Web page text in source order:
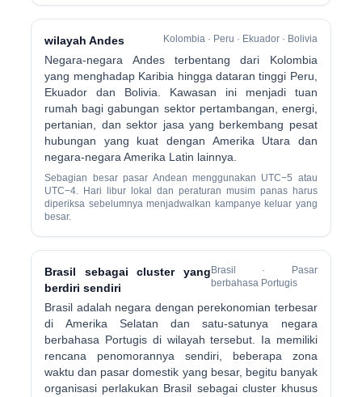
wilayah Andes Kolombia · Peru · Ekuador · Bolivia
Negara-negara Andes terbentang dari Kolombia
yang menghadap Karibia hingga dataran tinggi Peru,
Ekuador dan Bolivia. Kawasan ini menjadi tuan
rumah bagi gabungan sektor pertambangan, energi,
pertanian, dan sektor jasa yang berkembang pesat
hubungan yang kuat dengan Amerika Utara dan
negara-negara Amerika Latin lainnya.
Sebagian besar pasar Andean menggunakan UTC−5 atau
UTC−4. Hari libur lokal dan peraturan musim panas harus
diperiksa sebelumnya menjadwalkan kampanye keluar yang
besar.
Brasil sebagai cluster yang
berdiri sendiri
Brasil · Pasar
berbahasa Portugis
Brasil adalah negara dengan perekonomian terbesar
di Amerika Selatan dan satu-satunya negara
berbahasa Portugis di wilayah tersebut. Ia memiliki
rencana penomorannya sendiri, beberapa zona
waktu dan pasar domestik yang besar, begitu banyak
organisasi perlakukan Brasil sebagai cluster khusus